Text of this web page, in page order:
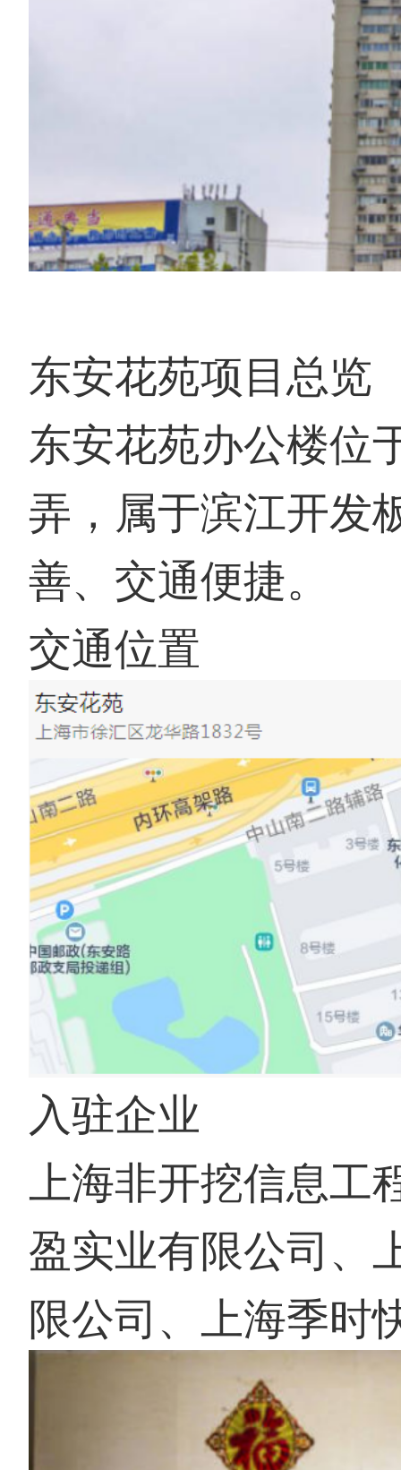
东安花苑项目总览
东安花苑办公楼位
弄，属于滨江开发
善、交通便捷。
交通位置
入驻企业
上海非开挖信息
盈实业有限公司、
限公司、上海季时